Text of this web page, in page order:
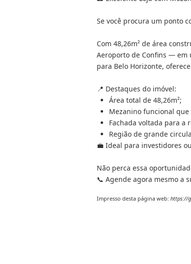
Se você procura um ponto
Com 48,26m² de área
Aeroporto de Confins — em
para Belo Horizonte,
📍 Destaques do imóvel:
Área total de 48,26m²;
Mezanino funcional que
Fachada voltada para
Região de grande
💼 Ideal para investidores
Não perca essa
📞 Agende agora mesmo a
Impresso desta página web: https://